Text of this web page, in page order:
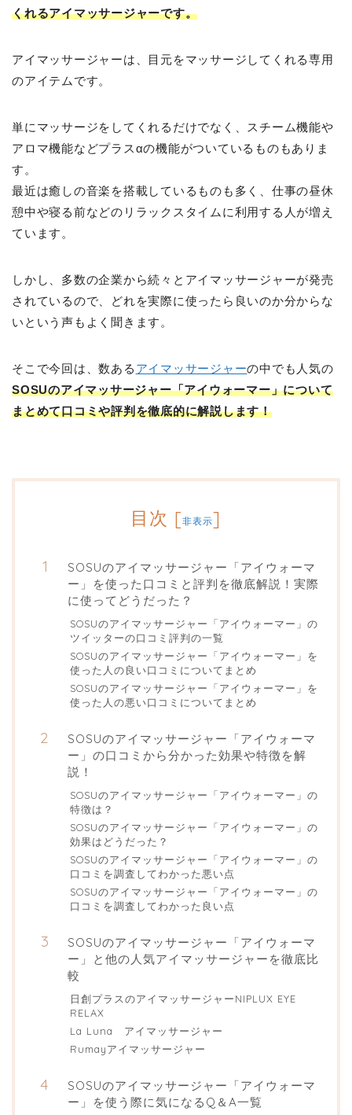
くれるアイマッサージャーです。
アイマッサージャーは、目元をマッサージしてくれる専用
のアイテムです。
単にマッサージをしてくれるだけでなく、スチーム機能や
アロマ機能などプラスαの機能がついているものもありま
す。
最近は癒しの音楽を搭載しているものも多く、仕事の昼休
憩中や寝る前などのリラックスタイムに利用する人が増え
ています。
しかし、多数の企業から続々とアイマッサージャーが発売
されているので、どれを実際に使ったら良いのか分からな
いという声もよく聞きます。
そこで今回は、数ある アイマッサージャーの中でも人気の
SOSUのアイマッサージャー「アイウォーマー」について
まとめて口コミや評判を徹底的に解説します！
目次 [非表示]
SOSUのアイマッサージャー「アイウォーマ
ー」を使った口コミと評判を徹底解説！実際
に使ってどうだった？
SOSUのアイマッサージャー「アイウォーマー」の
ツイッターの口コミ評判の一覧
SOSUのアイマッサージャー「アイウォーマー」を
使った人の良い口コミについてまとめ
SOSUのアイマッサージャー「アイウォーマー」を
使った人の悪い口コミについてまとめ
SOSUのアイマッサージャー「アイウォーマ
ー」の口コミから分かった効果や特徴を解
説！
SOSUのアイマッサージャー「アイウォーマー」の
特徴は？
SOSUのアイマッサージャー「アイウォーマー」の
効果はどうだった？
SOSUのアイマッサージャー「アイウォーマー」の
口コミを調査してわかった悪い点
SOSUのアイマッサージャー「アイウォーマー」の
口コミを調査してわかった良い点
SOSUのアイマッサージャー「アイウォーマ
ー」と他の人気アイマッサージャーを徹底比
較
日創プラスのアイマッサージャーNIPLUX EYE
RELAX
La Luna アイマッサージャー
Rumayアイマッサージャー
SOSUのアイマッサージャー「アイウォーマ
ー」を使う際に気になるQ＆A一覧